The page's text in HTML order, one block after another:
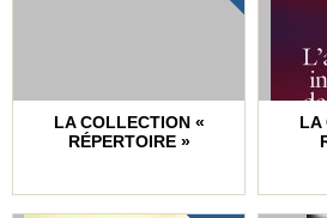
LA COLLECTION «
RÉPERTOIRE »
LA